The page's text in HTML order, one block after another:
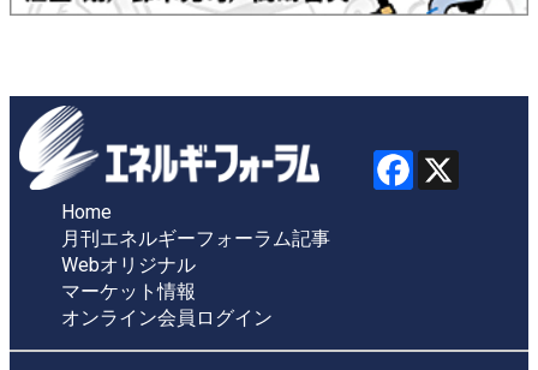
Home
月刊エネルギーフォーラム記事
Webオリジナル
マーケット情報
オンライン会員ログイン